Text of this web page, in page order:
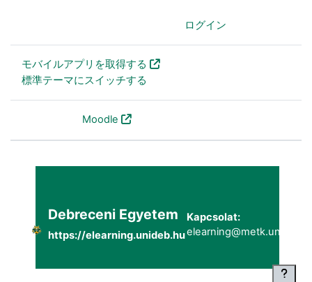
ログイン
モバイルアプリを取得する
標準テーマにスイッチする
Moodle
Debreceni Egyetem
https://elearning.unideb.hu
Kapcsolat: